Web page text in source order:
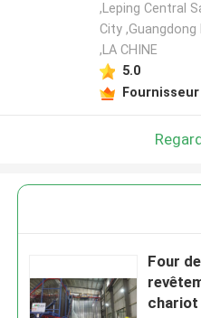
Laisser
,Leping Central
City ,Guangdong
,LA CHINE
5.0
Four
chariot